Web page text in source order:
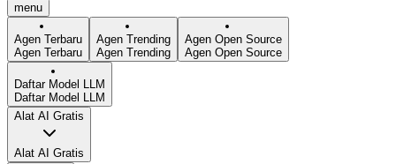
menu
Agen Terbaru
Agen Terbaru
Agen Trending
Agen Trending
Agen Open Source
Agen Open Source
Daftar Model LLM
Daftar Model LLM
Alat AI Gratis
Alat AI Gratis